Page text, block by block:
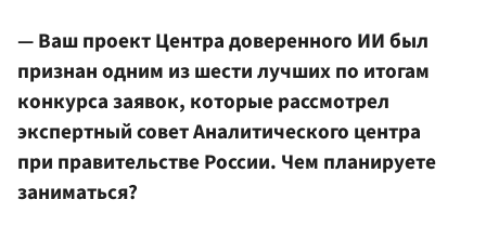
— Ваш проект Центра доверенного ИИ был
признан одним из шести лучших по итогам
конкурса заявок, которые рассмотрел
экспертный совет Аналитического центра
при правительстве России. Чем планируете
заниматься?